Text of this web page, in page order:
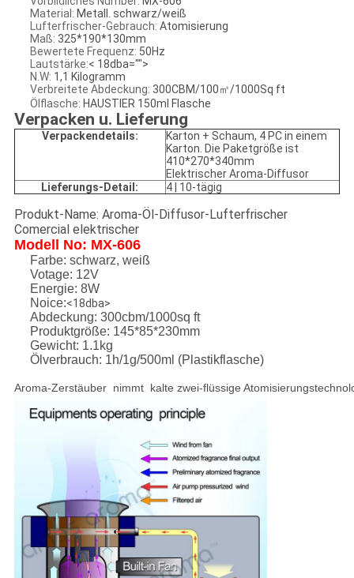
Material: Metall. schwarz/weiß
Lufterfrischer-Gebrauch: Atomisierung
Maß: 325*190*130mm
Bewertete Frequenz: 50Hz
Lautstärke:< 18dba="">
N.W: 1,1 Kilogramm
Verbreitete Abdeckung: 300CBM/100㎡/1000Sq ft
Ölflasche: HAUSTIER 150ml Flasche
Verpacken u. Lieferung
Verpackendetails:
Karton + Schaum, 4 PC in einem
Karton. Die Paketgröße ist
410*270*340mm
Elektrischer Aroma-Diffusor
Lieferungs-Detail:
4 | 10-tägig
Produkt-Name: Aroma-Öl-Diffusor-Lufterfrischer
Comercial elektrischer
Modell No: MX-606
Farbe: schwarz, weiß
Votage: 12V
Energie: 8W
Noice:<18dba>
Abdeckung: 300cbm/1000sq ft
Produktgröße: 145*85*230mm
Gewicht: 1.1kg
Ölverbrauch: 1h/1g/500ml (Plastikflasche)
Aroma-Zerstäuber nimmt kalte zwei-flüssige